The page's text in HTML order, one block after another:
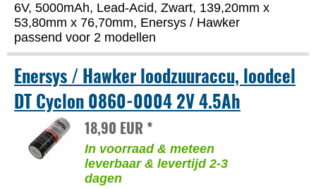
6V, 5000mAh, Lead-Acid, Zwart, 139,20mm x
53,80mm x 76,70mm, Enersys / Hawker
passend voor 2 modellen
Enersys / Hawker loodzuuraccu, loodcel
DT Cyclon 0860-0004 2V 4.5Ah
18,90 EUR *
In voorraad & meteen
leverbaar & levertijd 2-3
dagen